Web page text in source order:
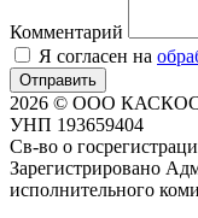
Комментарий
Я согласен на
Отправить
2026 © ООО
УНП 193659404
Св-во о
Зарегистрировано
исполнительного